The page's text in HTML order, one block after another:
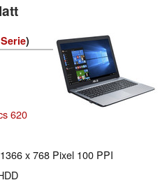
)
620
x 768 Pixel 100 PPI